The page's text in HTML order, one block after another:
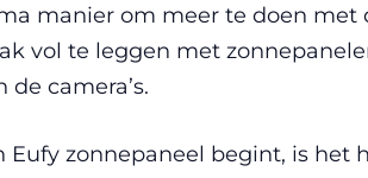
manier om meer te doen met
vol te leggen met
camera’s.
Eufy zonnepaneel begint, is het